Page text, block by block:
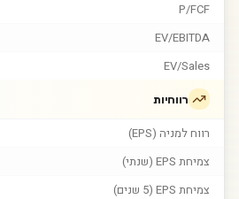
P/FCF
EV/EBITDA
EV/Sales
רווחיות
רווח למניה (EPS)
צמיחת EPS (שנתי)
צמיחת EPS (5 שנים)